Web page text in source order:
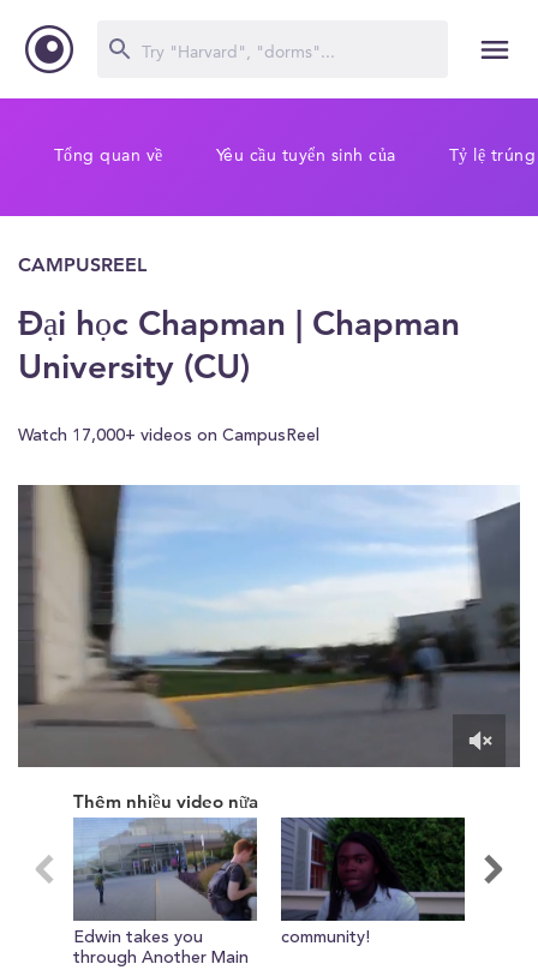
Tổng quan về Yêu cầu tuyển sinh của Tỷ lệ
CAMPUSREEL
Đại học Chapman | Chapman
University (CU)
Watch 17,000+ videos on CampusReel
Thêm nhiều video nữa
Edwin takes you
through Another Main
community!